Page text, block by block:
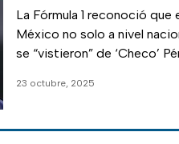
La Fórmula 1 reconoció
México no solo a nivel
se “vistieron” de ‘Checo’
23 octubre, 2025